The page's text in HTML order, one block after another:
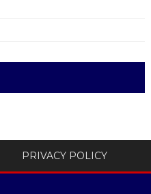
PRIVACY POLICY